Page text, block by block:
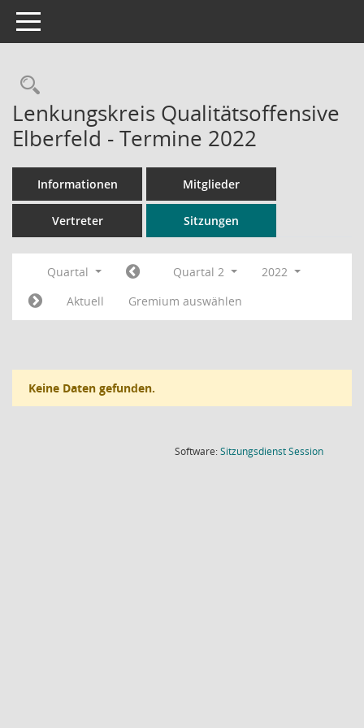
Toggle navigation
Rechercheauswahl
Lenkungskreis Qualitätsoffensive
Elberfeld - Termine 2022
Informationen Mitglieder
Vertreter Sitzungen
Quartal Quartal 2
2022
Aktuell
Gremium auswählen
Keine Daten gefunden.
Software:SitzungsdienstSession(Wird in